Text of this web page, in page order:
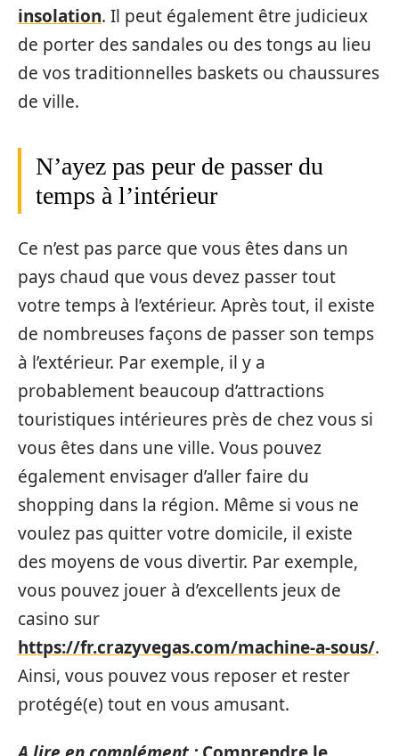
insolation. Il peut également être judicieux
de porter des sandales ou des tongs au lieu
de vos traditionnelles baskets ou chaussures
de ville.
N’ayez pas peur de passer du
temps à l’intérieur
Ce n’est pas parce que vous êtes dans un
pays chaud que vous devez passer tout
votre temps à l’extérieur. Après tout, il existe
de nombreuses façons de passer son temps
à l’extérieur. Par exemple, il y a
probablement beaucoup d’attractions
touristiques intérieures près de chez vous si
vous êtes dans une ville. Vous pouvez
également envisager d’aller faire du
shopping dans la région. Même si vous ne
voulez pas quitter votre domicile, il existe
des moyens de vous divertir. Par exemple,
vous pouvez jouer à d’excellents jeux de
casino sur
https://fr.crazyvegas.com/machine-a-sous/.
Ainsi, vous pouvez vous reposer et rester
protégé(e) tout en vous amusant.